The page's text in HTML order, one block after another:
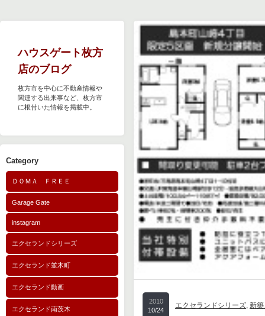
ハウスゲート枚方
店のブログ
枚方市を中心に不動産情報や
関連する出来事など、枚方市
に根付いた情報を掲載中。
Category
ＤＯＭＡ ＦＲＥＥ
Garage Gate
instagram
エクセランドシリーズ
エクセランド並木町
エクセランド動画
エクセランド南茨木
2010
10/24
エクセランドシリーズ 新